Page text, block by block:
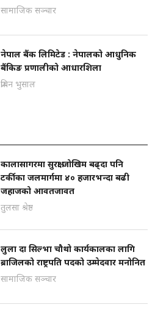
सामाजिक सञ्चार
नेपाल बैंक लिमिटेड : नेपालको आधुनिक
बैंकिङ प्रणालीको आधारशिला
प्रबिन भुसाल
कालासागरमा सुरक्षा जोखिम बढ्दा पनि
टर्कीका जलमार्गमा ४० हजारभन्दा बढी
जहाजको आवतजावत
तुलसा श्रेष्ठ
लुला दा सिल्भा चौथो कार्यकालका लागि
ब्राजिलको राष्ट्रपति पदको उम्मेदवार मनोनित
सामाजिक सञ्चार